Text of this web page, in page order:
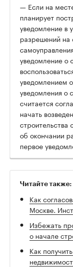
— Если на
планирует
уведомление в
разрешений на
уведомление о
уведомлением
уведомления о
считается
начать
строительства
об окончании
первое
Читайте также:
Как
Москве.
Избежать
о начале
Как